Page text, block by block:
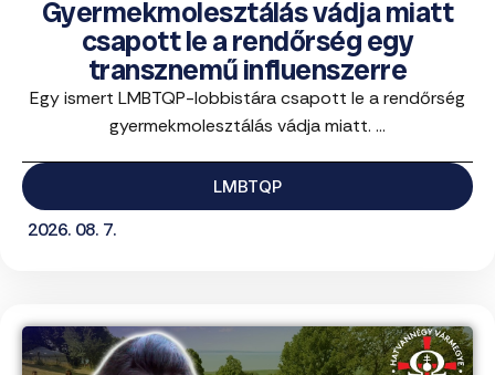
Gyermekmolesztálás vádja miatt
csapott le a rendőrség egy
transznemű influenszerre
Egy ismert LMBTQP-lobbistára csapott le a rendőrség
gyermekmolesztálás vádja miatt. ...
LMBTQP
2026. 08. 7.